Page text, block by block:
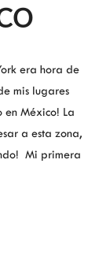
era hora de
mis lugares
en México! La
a esta zona,
Mi primera